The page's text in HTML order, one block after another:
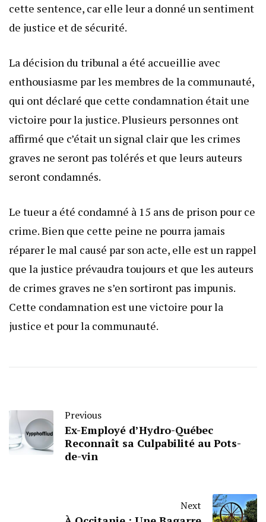
cette sentence, car elle leur a donné un sentiment
de justice et de sécurité.
La décision du tribunal a été accueillie avec
enthousiasme par les membres de la communauté,
qui ont déclaré que cette condamnation était une
victoire pour la justice. Plusieurs personnes ont
affirmé que c’était un signal clair que les crimes
graves ne seront pas tolérés et que leurs auteurs
seront condamnés.
Le tueur a été condamné à 15 ans de prison pour ce
crime. Bien que cette peine ne pourra jamais
réparer le mal causé par son acte, elle est un rappel
que la justice prévaudra toujours et que les auteurs
de crimes graves ne s’en sortiront pas impunis.
Cette condamnation est une victoire pour la
justice et pour la communauté.
Previous
Ex-Employé d’Hydro-Québec
Reconnaît sa Culpabilité au Pots-
de-vin
Next